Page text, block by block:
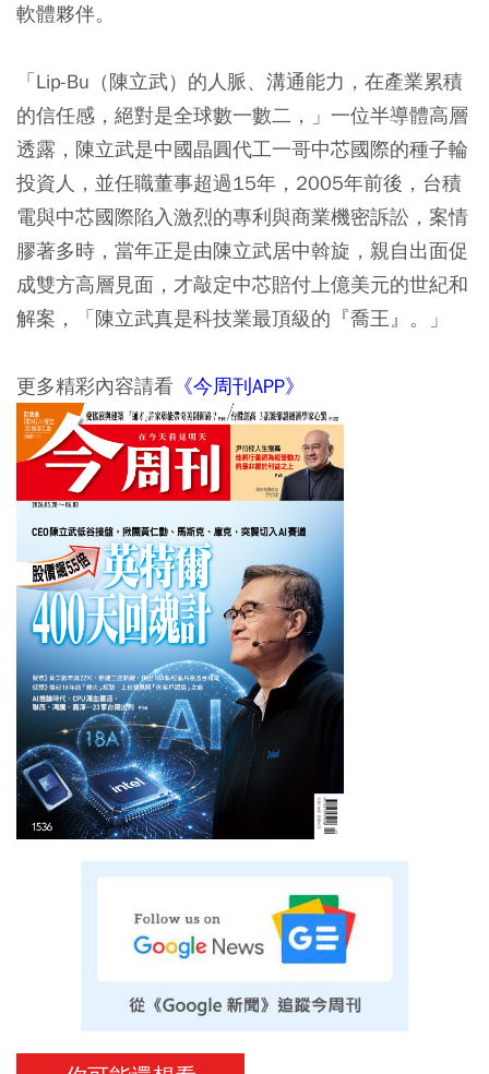
軟體夥伴。
「Lip-Bu（陳立武）的人脈、溝通能力，在產業累積
的信任感，絕對是全球數一數二，」一位半導體高層
透露，陳立武是中國晶圓代工一哥中芯國際的種子輪
投資人，並任職董事超過15年，2005年前後，台積
電與中芯國際陷入激烈的專利與商業機密訴訟，案情
膠著多時，當年正是由陳立武居中斡旋，親自出面促
成雙方高層見面，才敲定中芯賠付上億美元的世紀和
解案，「陳立武真是科技業最頂級的『喬王』。」
更多精彩內容請看 《今周刊APP》